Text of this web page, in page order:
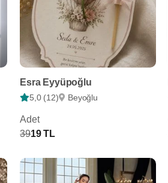
Esra Eyyüpoğlu
5,0 (12) Beyoğlu
Adet
3919 TL